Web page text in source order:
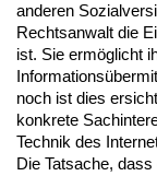
an­de­ren
Rechts­an­walt die
ist. Sie ermöglicht
noch ist dies
kon­kre­te
Tech­nik des
Die Tat­sa­che,